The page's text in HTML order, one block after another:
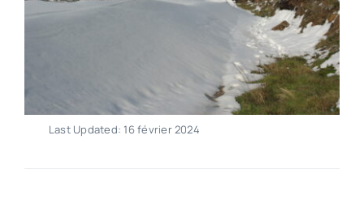
Last Updated: 16 février 2024